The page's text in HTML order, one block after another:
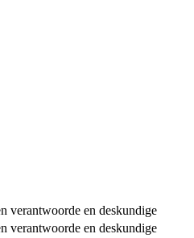
verantwoorde en deskundige
verantwoorde en deskundige